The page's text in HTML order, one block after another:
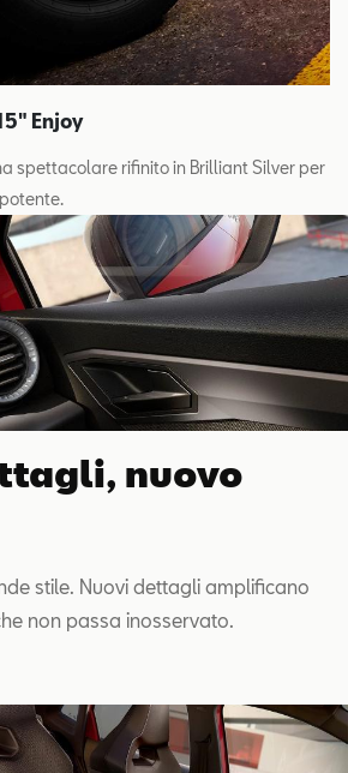
Enjoy
spettacolare rifinito in Brilliant Silver per
nuovo
stile. Nuovi dettagli amplificano
non passa inosservato.